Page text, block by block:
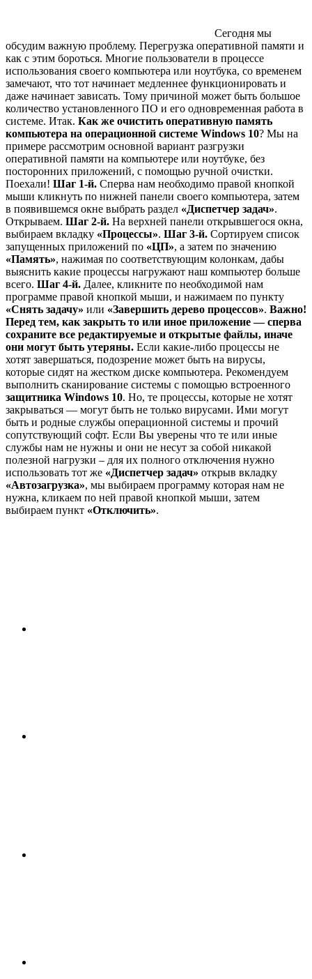
Сегодня мы
обсудим важную проблему. Перегрузка оперативной памяти и
как с этим бороться. Многие пользователи в процессе
использования своего компьютера или ноутбука, со временем
замечают, что тот начинает медленнее функционировать и
даже начинает зависать. Тому причиной может быть большое
количество установленного ПО и его одновременная работа в
системе. Итак. Как же очистить оперативную память
компьютера на операционной системе Windows 10? Мы на
примере рассмотрим основной вариант разгрузки
оперативной памяти на компьютере или ноутбуке, без
посторонних приложений, с помощью ручной очистки.
Поехали! Шаг 1-й. Сперва нам необходимо правой кнопкой
мыши кликнуть по нижней панели своего компьютера, затем
в появившемся окне выбрать раздел «Диспетчер задач».
Открываем. Шаг 2-й. На верхней панели открывшегося окна,
выбираем вкладку «Процессы». Шаг 3-й. Сортируем список
запущенных приложений по «ЦП», а затем по значению
«Память», нажимая по соответствующим колонкам, дабы
выяснить какие процессы нагружают наш компьютер больше
всего. Шаг 4-й. Далее, кликните по необходимой нам
программе правой кнопкой мыши, и нажимаем по пункту
«Снять задачу» или «Завершить дерево процессов». Важно!
Перед тем, как закрыть то или иное приложение — сперва
сохраните все редактируемые и открытые файлы, иначе
они могут быть утеряны. Если какие-либо процессы не
хотят завершаться, подозрение может быть на вирусы,
которые сидят на жестком диске компьютера. Рекомендуем
выполнить сканирование системы с помощью встроенного
защитника Windows 10. Но, те процессы, которые не хотят
закрываться — могут быть не только вирусами. Ими могут
быть и родные службы операционной системы и прочий
сопутствующий софт. Если Вы уверены что те или иные
службы нам не нужны и они не несут за собой никакой
полезной нагрузки – для их полного отключения нужно
использовать тот же «Диспетчер задач» открыв вкладку
«Автозагрузка», мы выбираем программу которая нам не
нужна, кликаем по ней правой кнопкой мыши, затем
выбираем пункт «Отключить».